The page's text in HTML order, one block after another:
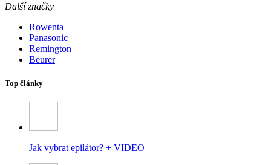
Další značky
Rowenta
Panasonic
Remington
Beurer
Top články
Jak vybrat epilátor? + VIDEO